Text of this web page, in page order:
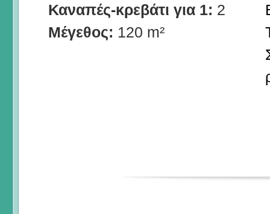
Καναπές-κρεβάτι για 1: 2
Μέγεθος: 120 m²